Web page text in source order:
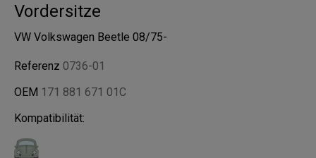
Vordersitze
VW Volkswagen Beetle 08/75-
Referenz 0736-01
OEM 171 881 671 01C
Kompatibilität: